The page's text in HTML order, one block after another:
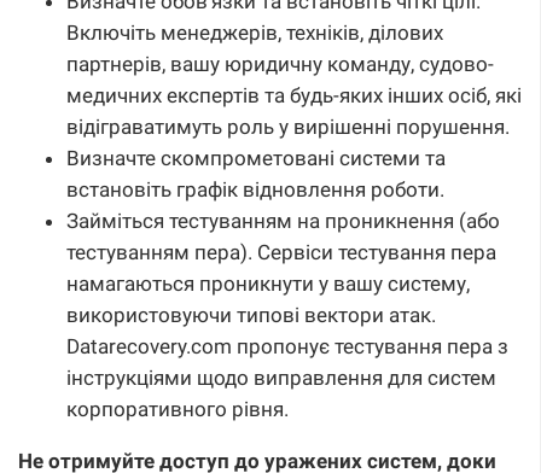
Включіть менеджерів, техніків, ділових
партнерів, вашу юридичну команду, судово-
медичних експертів та будь-яких інших осіб, які
відіграватимуть роль у вирішенні порушення.
Визначте скомпрометовані системи та
встановіть графік відновлення роботи.
Займіться тестуванням на проникнення (або
тестуванням пера). Сервіси тестування пера
намагаються проникнути у вашу систему,
використовуючи типові вектори атак.
Datarecovery.com пропонує тестування пера з
інструкціями щодо виправлення для систем
корпоративного рівня.
Не отримуйте доступ до уражених систем, доки